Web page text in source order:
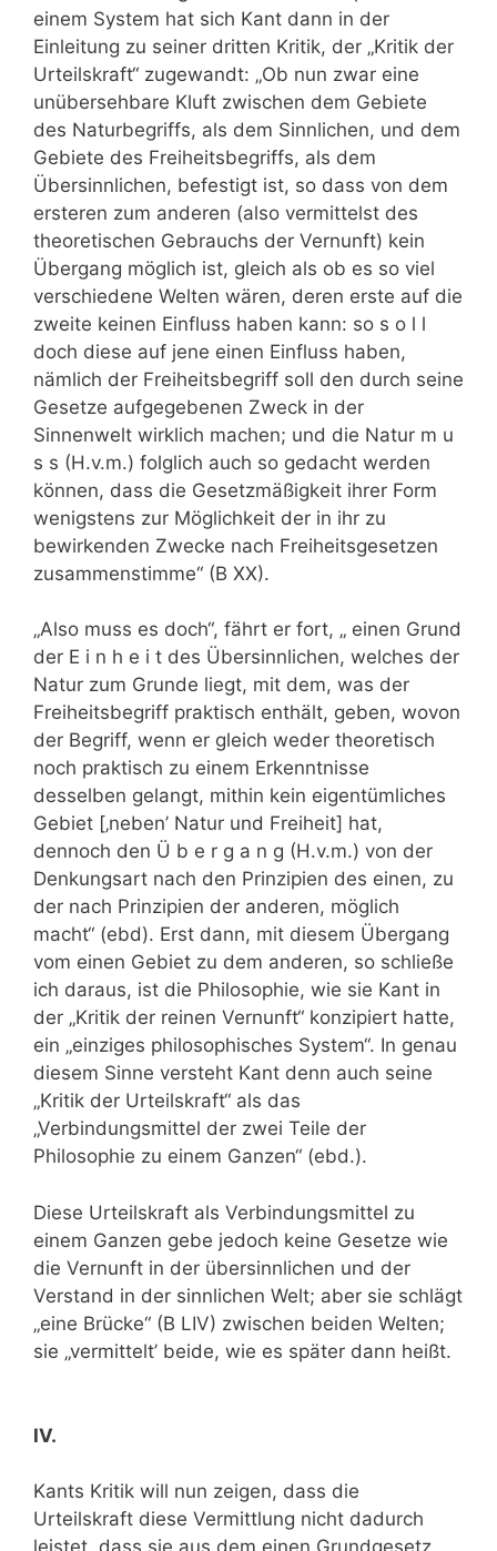
einem System hat sich Kant dann in der
Einleitung zu seiner dritten Kritik, der „Kritik der
Urteilskraft“ zugewandt: „Ob nun zwar eine
unübersehbare Kluft zwischen dem Gebiete
des Naturbegriffs, als dem Sinnlichen, und dem
Gebiete des Freiheitsbegriffs, als dem
Übersinnlichen, befestigt ist, so dass von dem
ersteren zum anderen (also vermittelst des
theoretischen Gebrauchs der Vernunft) kein
Übergang möglich ist, gleich als ob es so viel
verschiedene Welten wären, deren erste auf die
zweite keinen Einfluss haben kann: so s o l l
doch diese auf jene einen Einfluss haben,
nämlich der Freiheitsbegriff soll den durch seine
Gesetze aufgegebenen Zweck in der
Sinnenwelt wirklich machen; und die Natur m u
s s (H.v.m.) folglich auch so gedacht werden
können, dass die Gesetzmäßigkeit ihrer Form
wenigstens zur Möglichkeit der in ihr zu
bewirkenden Zwecke nach Freiheitsgesetzen
zusammenstimme“ (B XX).
„Also muss es doch“, fährt er fort, „ einen Grund
der E i n h e i t des Übersinnlichen, welches der
Natur zum Grunde liegt, mit dem, was der
Freiheitsbegriff praktisch enthält, geben, wovon
der Begriff, wenn er gleich weder theoretisch
noch praktisch zu einem Erkenntnisse
desselben gelangt, mithin kein eigentümliches
Gebiet [‚neben’ Natur und Freiheit] hat,
dennoch den Ü b e r g a n g (H.v.m.) von der
Denkungsart nach den Prinzipien des einen, zu
der nach Prinzipien der anderen, möglich
macht“ (ebd). Erst dann, mit diesem Übergang
vom einen Gebiet zu dem anderen, so schließe
ich daraus, ist die Philosophie, wie sie Kant in
der „Kritik der reinen Vernunft“ konzipiert hatte,
ein „einziges philosophisches System“. In genau
diesem Sinne versteht Kant denn auch seine
„Kritik der Urteilskraft“ als das
„Verbindungsmittel der zwei Teile der
Philosophie zu einem Ganzen“ (ebd.).
Diese Urteilskraft als Verbindungsmittel zu
einem Ganzen gebe jedoch keine Gesetze wie
die Vernunft in der übersinnlichen und der
Verstand in der sinnlichen Welt; aber sie schlägt
„eine Brücke“ (B LIV) zwischen beiden Welten;
sie „vermittelt’ beide, wie es später dann heißt.
IV.
Kants Kritik will nun zeigen, dass die
Urteilskraft diese Vermittlung nicht dadurch